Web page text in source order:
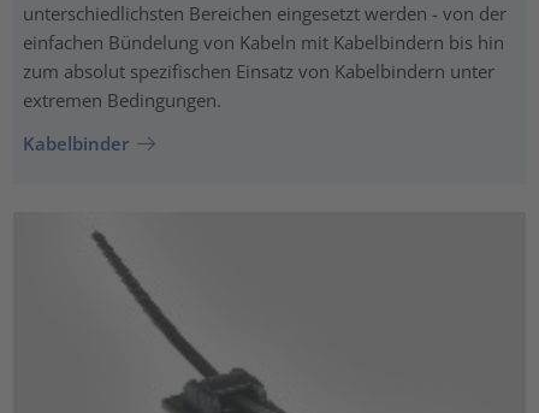
unterschiedlichsten Bereichen eingesetzt werden - von der
einfachen Bündelung von Kabeln mit Kabelbindern bis hin
zum absolut spezifischen Einsatz von Kabelbindern unter
extremen Bedingungen.
Kabelbinder